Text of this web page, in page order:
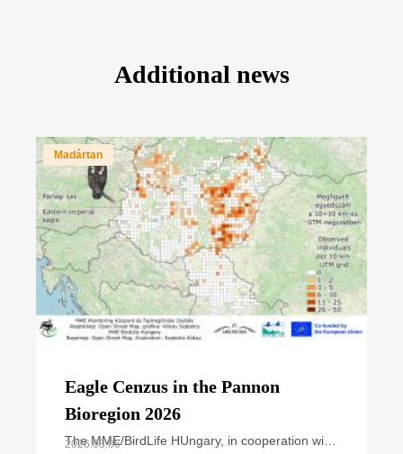
Additional news
Madártan
Eagle Cenzus in the Pannon
Bioregion 2026
The MME/BirdLife HUngary, in cooperation with
2026.03.06